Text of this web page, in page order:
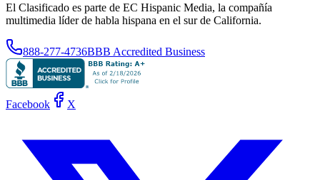
El Clasificado es parte de EC Hispanic Media, la compañía
multimedia líder de habla hispana en el sur de California.
888-277-4736BBB Accredited Business
Facebook X